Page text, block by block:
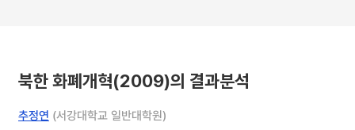
북한 화폐개혁(2009)의 결과분석
추정연 (서강대학교 일반대학원)